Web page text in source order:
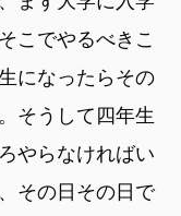
こでやるべきこ
になったらその
そうして四年生
やらなければい
その日その日で